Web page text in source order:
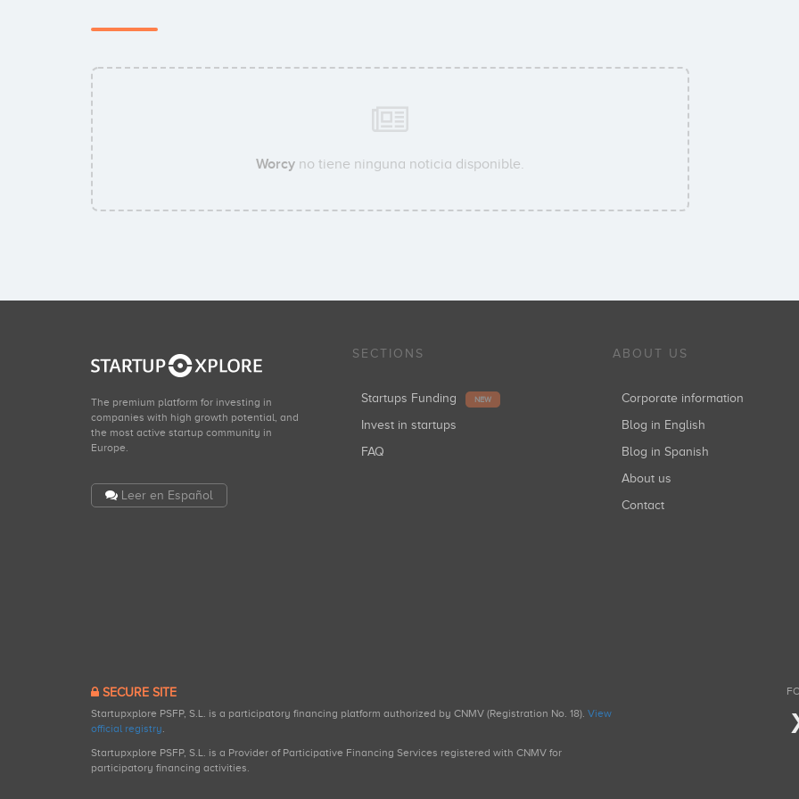
Worcy no tiene ninguna noticia disponible.
The premium platform for investing in
companies with high growth potential, and
the most active startup community in
Europe.
Leer en Español
SECTIONS
Startups Funding NEW
Invest in startups
FAQ
ABOUT US
Corporate information
Blog in English
Blog in Spanish
About us
Contact
SECURE SITE
Startupxplore PSFP, S.L. is a participatory financing platform authorized by CNMV (Registration No. 18). View
official registry.
Startupxplore PSFP, S.L. is a Provider of Participative Financing Services registered with CNMV for
participatory financing activities.